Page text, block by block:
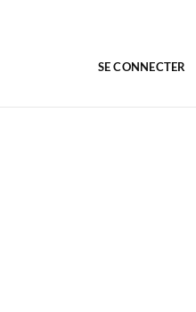
SE CONNECTER